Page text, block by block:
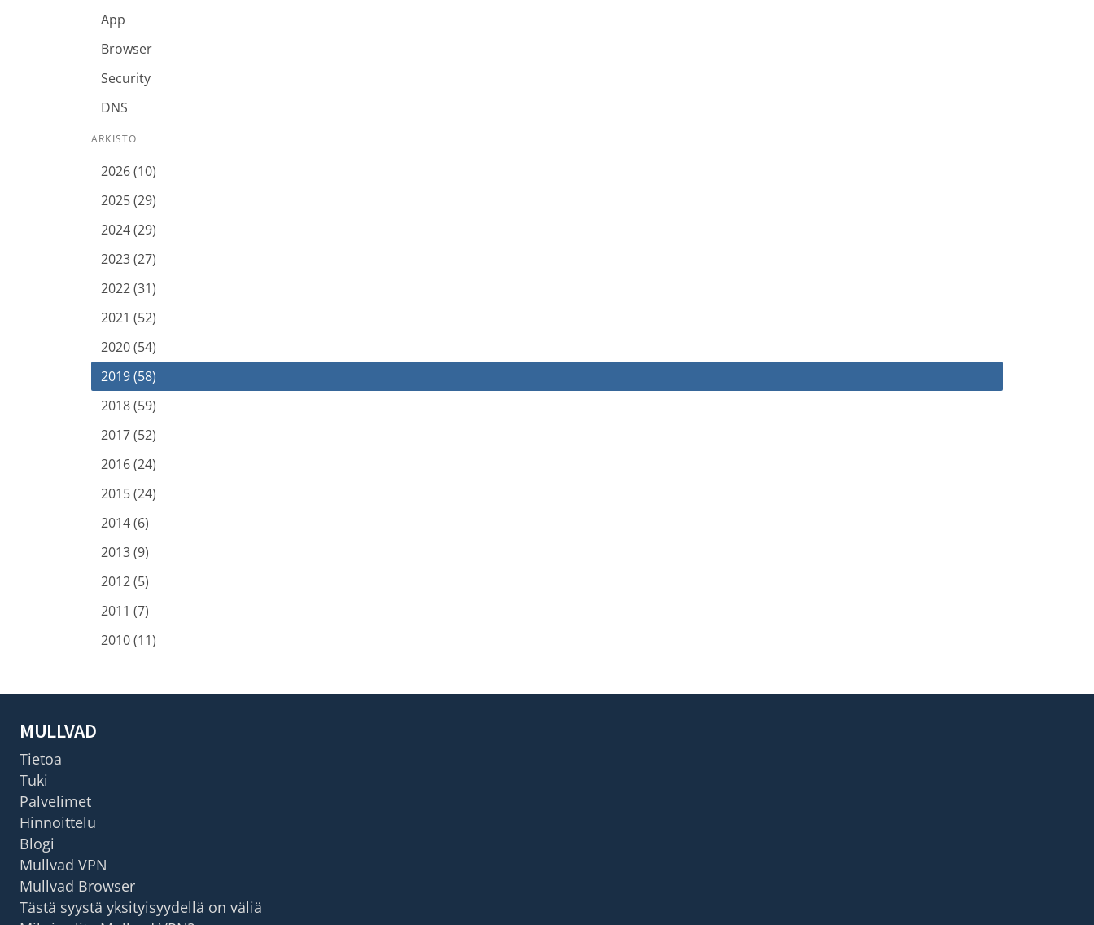
App
Browser
Security
DNS
ARKISTO
2026 (10)
2025 (29)
2024 (29)
2023 (27)
2022 (31)
2021 (52)
2020 (54)
2019 (58)
2018 (59)
2017 (52)
2016 (24)
2015 (24)
2014 (6)
2013 (9)
2012 (5)
2011 (7)
2010 (11)
MULLVAD
Tietoa
Tuki
Palvelimet
Hinnoittelu
Blogi
Mullvad VPN
Mullvad Browser
Tästä syystä yksityisyydellä on väliä